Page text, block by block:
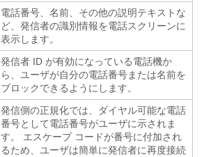
電話番号、名前、その他の説明テキストな
ど、発信者の識別情報を電話スクリーンに
表示します。
発信者 ID が有効になっている電話機か
ら、ユーザが自分の電話番号または名前を
ブロックできるようにします。
発信側の正規化では、ダイヤル可能な電話
番号として電話番号がユーザに示されま
す。 エスケープ コードが番号に付加され
るため、ユーザは簡単に発信者に再度接続